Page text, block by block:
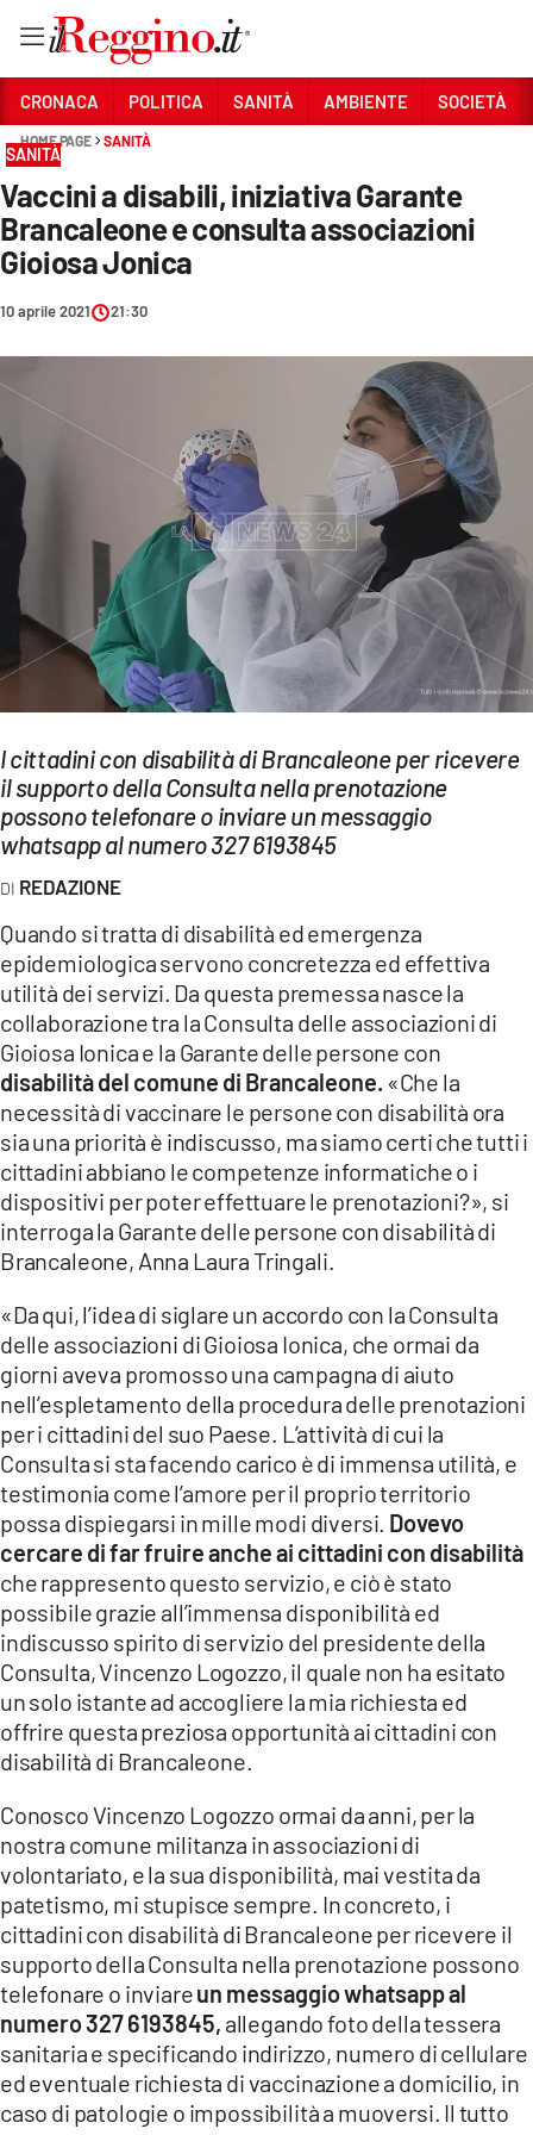
Sezioni
CRONACA
POLITICA
SANITÀ
AMBIENTE
SOCIETÀ
ECONOMIA E LAVORO
Streaming
LAC NETWORK
LAC ONAIR
LaC
LACPLAY.IT
LACTV.IT
LACONAIR.IT
LACITYMAG.IT
ILREGGINO.IT
COSENZACHANNEL.IT
ILVIBONESE.IT
CATANZAROCHANNEL.IT
LACAPITALENEWS.IT
App
ANDROID
APPLE
CRONACA POLITICA SANITÀ AMBIENTE SOCIETÀ
HOME PAGE SANITÀ
SANITÀ
Vaccini a disabili, iniziativa Garante
Brancaleone e consulta associazioni
Gioiosa Jonica
10 aprile 2021 21:30
I cittadini con disabilità di Brancaleone per ricevere
il supporto della Consulta nella prenotazione
possono telefonare o inviare un messaggio
whatsapp al numero 327 6193845
REDAZIONE
Quando si tratta di disabilità ed emergenza
epidemiologica servono concretezza ed effettiva
utilità dei servizi. Da questa premessa nasce la
collaborazione tra la Consulta delle associazioni di
Gioiosa Ionica e la Garante delle persone con
disabilità del comune di Brancaleone. «Che la
necessità di vaccinare le persone con disabilità ora
sia una priorità è indiscusso, ma siamo certi che tutti i
cittadini abbiano le competenze informatiche o i
dispositivi per poter effettuare le prenotazioni?», si
interroga la Garante delle persone con disabilità di
Brancaleone, Anna Laura Tringali.
«Da qui, l’idea di siglare un accordo con la Consulta
delle associazioni di Gioiosa Ionica, che ormai da
giorni aveva promosso una campagna di aiuto
nell’espletamento della procedura delle prenotazioni
per i cittadini del suo Paese. L’attività di cui la
Consulta si sta facendo carico è di immensa utilità, e
testimonia come l’amore per il proprio territorio
possa dispiegarsi in mille modi diversi. Dovevo
cercare di far fruire anche ai cittadini con disabilità
che rappresento questo servizio, e ciò è stato
possibile grazie all’immensa disponibilità ed
indiscusso spirito di servizio del presidente della
Consulta, Vincenzo Logozzo, il quale non ha esitato
un solo istante ad accogliere la mia richiesta ed
offrire questa preziosa opportunità ai cittadini con
disabilità di Brancaleone.
Conosco Vincenzo Logozzo ormai da anni, per la
nostra comune militanza in associazioni di
volontariato, e la sua disponibilità, mai vestita da
patetismo, mi stupisce sempre. In concreto, i
cittadini con disabilità di Brancaleone per ricevere il
supporto della Consulta nella prenotazione possono
telefonare o inviareun messaggio whatsapp al
numero 327 6193845, allegando foto della tessera
sanitaria e specificando indirizzo, numero di cellulare
ed eventuale richiesta di vaccinazione a domicilio, in
caso di patologie o impossibilità a muoversi. Il tutto